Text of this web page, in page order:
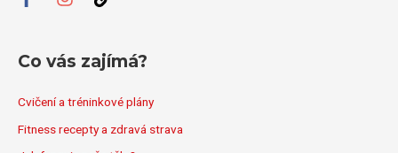
p
Co vás zajímá?
Cvičení a tréninkové plány
Fitness recepty a zdravá strava